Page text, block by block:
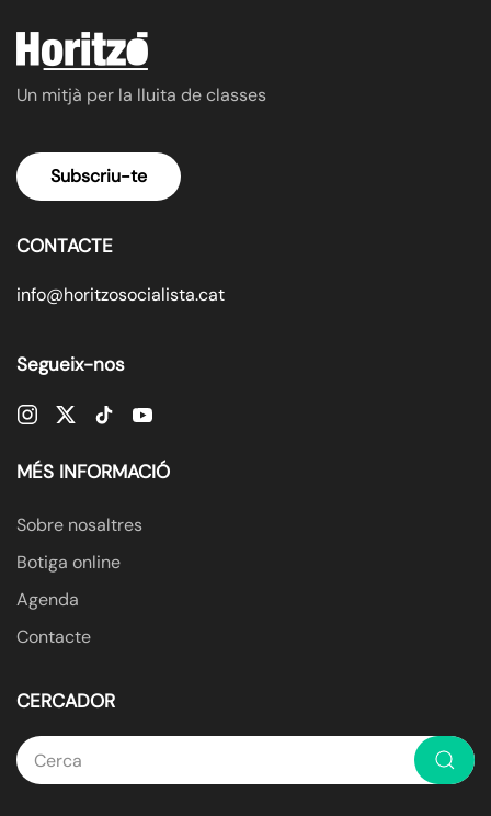
Un mitjà per la lluita de classes
Subscriu-te
CONTACTE
info@horitzosocialista.cat
Segueix-nos
MÉS INFORMACIÓ
Sobre nosaltres
Botiga online
Agenda
Contacte
CERCADOR